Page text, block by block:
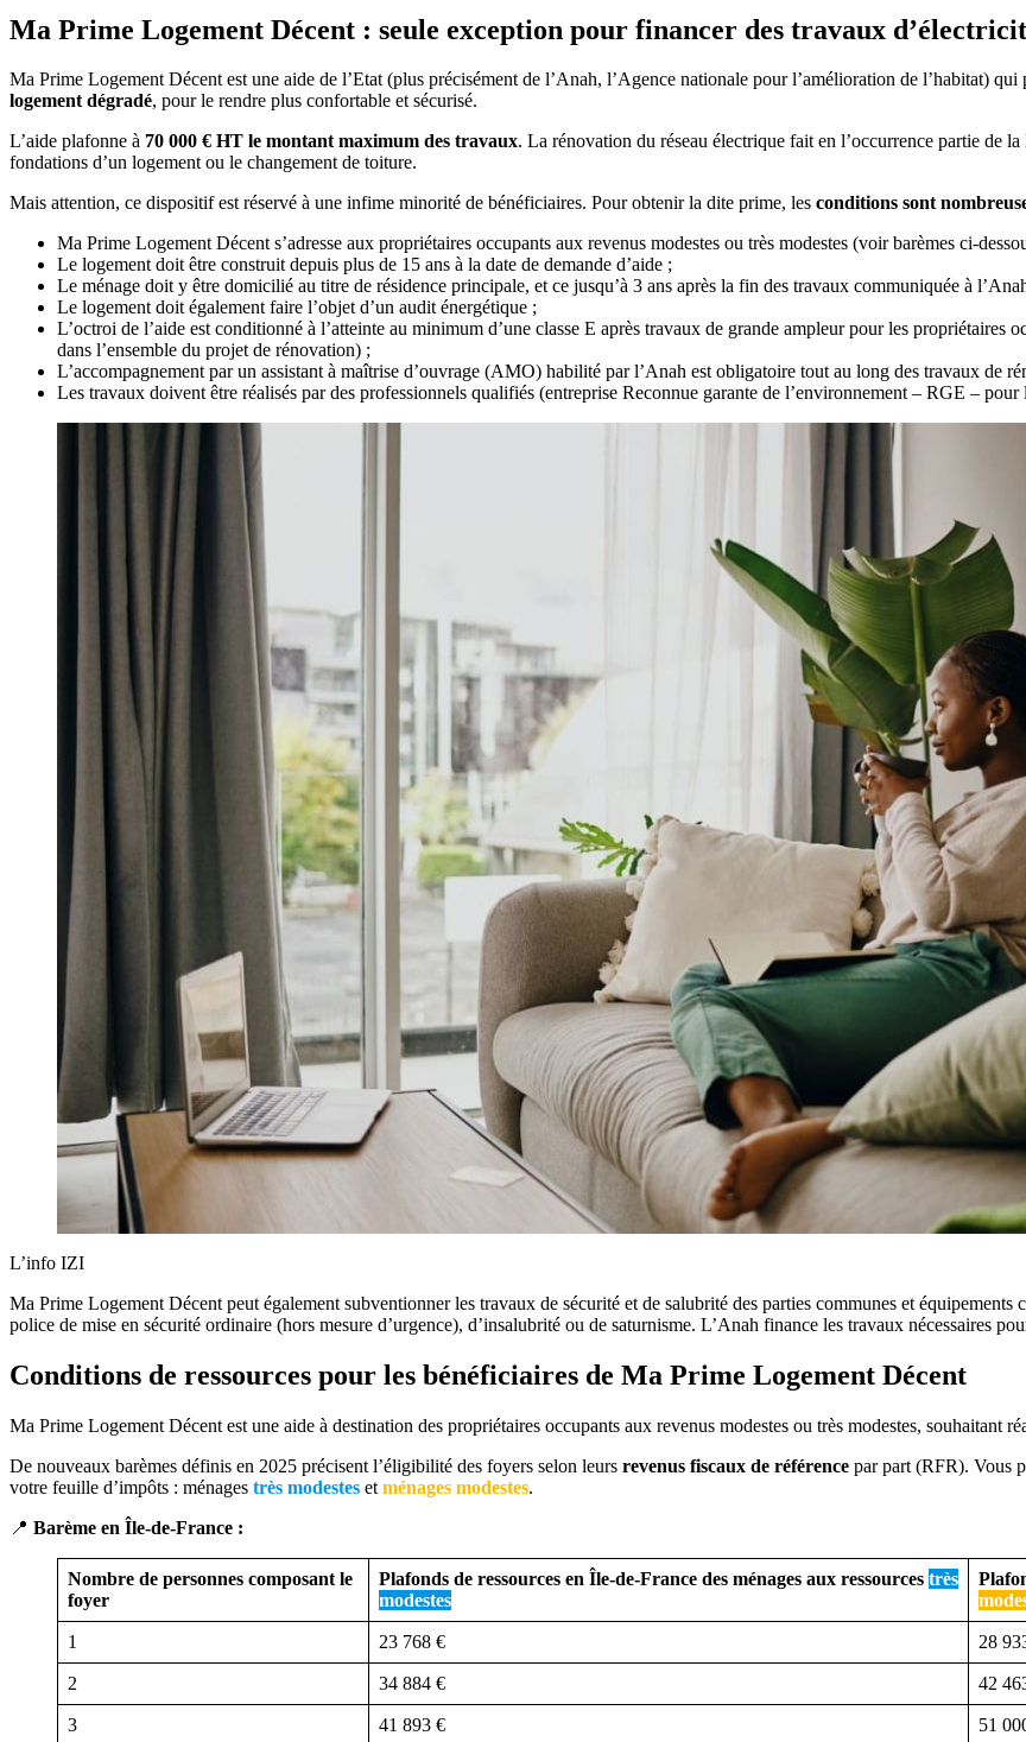
Ma Prime Logement Décent : seule exception pour financer des travaux
Ma Prime Logement Décent est une aide de l’Etat (plus précisément de l’Anah, l’Agence nationale pour l’amélioration de l’habitat) qui
logement dégradé, pour le rendre plus confortable et sécurisé.
L’aide plafonne à 70 000 € HT le montant maximum des travaux. La rénovation du réseau électrique fait en l’occurrence partie de
fondations d’un logement ou le changement de toiture.
Mais attention, ce dispositif est réservé à une infime minorité de bénéficiaires. Pour obtenir la dite prime, les conditions sont
Ma Prime Logement Décent s’adresse aux propriétaires occupants aux revenus modestes ou très modestes (voir barèmes ci-
Le logement doit être construit depuis plus de 15 ans à la date de demande d’aide ;
Le ménage doit y être domicilié au titre de résidence principale, et ce jusqu’à 3 ans après la fin des travaux communiquée à
Le logement doit également faire l’objet d’un audit énergétique ;
L’octroi de l’aide est conditionné à l’atteinte au minimum d’une classe E après travaux de grande ampleur pour les
dans l’ensemble du projet de rénovation) ;
L’accompagnement par un assistant à maîtrise d’ouvrage (AMO) habilité par l’Anah est obligatoire tout au long des travaux de
Les travaux doivent être réalisés par des professionnels qualifiés (entreprise Reconnue garante de l’environnement – RGE –
L’info IZI
Ma Prime Logement Décent peut également subventionner les travaux de sécurité et de salubrité des parties communes et équipements
police de mise en sécurité ordinaire (hors mesure d’urgence), d’insalubrité ou de saturnisme. L’Anah finance les travaux nécessaires
Conditions de ressources pour les bénéficiaires de Ma Prime Logement Décent
Ma Prime Logement Décent est une aide à destination des propriétaires occupants aux revenus modestes ou très modestes, souhaitant
De nouveaux barèmes définis en 2025 précisent l’éligibilité des foyers selon leurs revenus fiscaux de référence par part (RFR). Vous
votre feuille d’impôts : ménages très modestes et ménages modestes.
📍 Barème en Île-de-France :
Nombre de personnes composant le
foyer
Plafonds de ressources en Île-de-France des ménages aux ressources très
modestes
1 23 768 € 28
2 34 884 € 42
3 41 893 € 51